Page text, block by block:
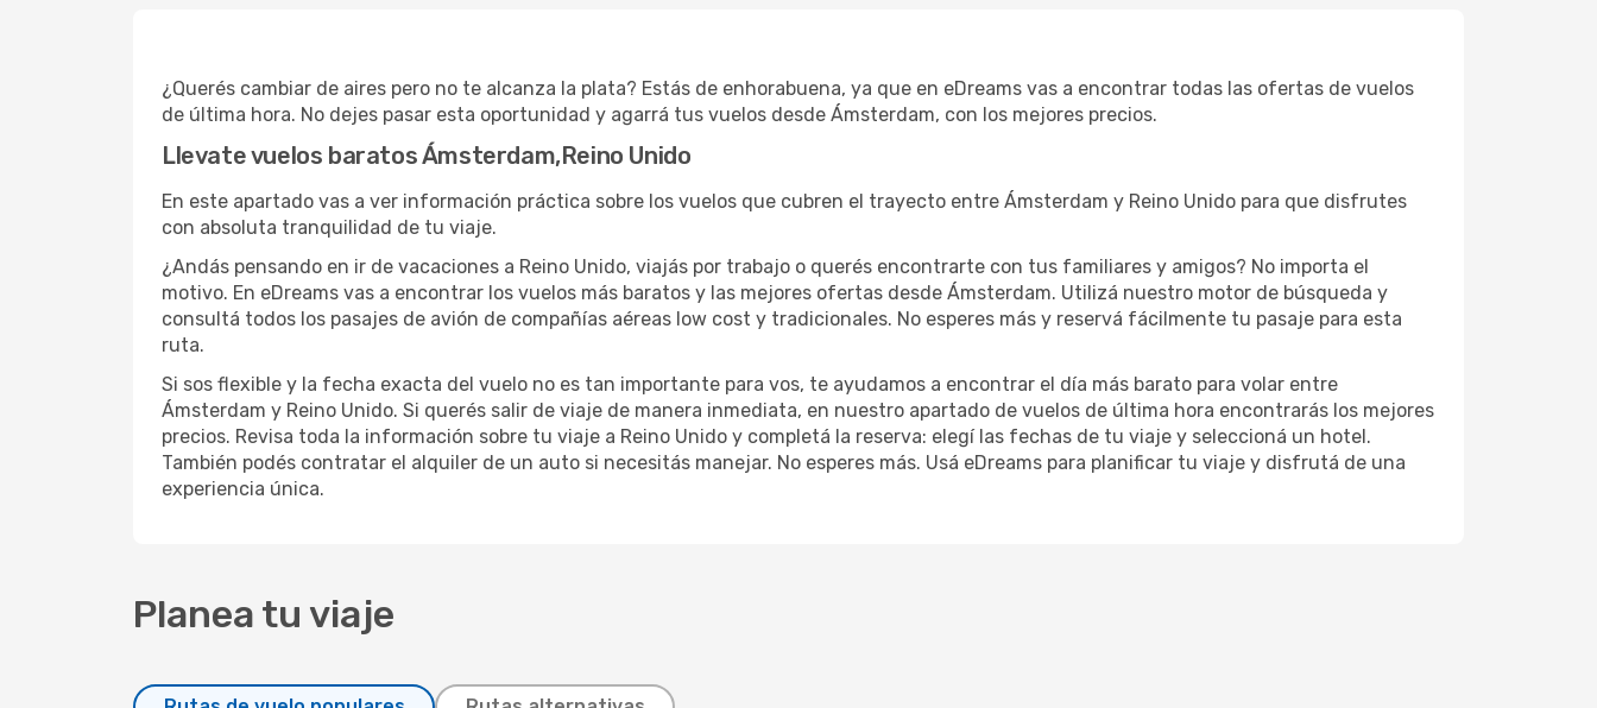
¿Querés cambiar de aires pero no te alcanza la plata? Estás de enhorabuena, ya que en eDreams vas a encontrar todas las ofertas de vuelos
de última hora. No dejes pasar esta oportunidad y agarrá tus vuelos desde Ámsterdam, con los mejores precios.
Llevate vuelos baratos Ámsterdam,Reino Unido
En este apartado vas a ver información práctica sobre los vuelos que cubren el trayecto entre Ámsterdam y Reino Unido para que disfrutes
con absoluta tranquilidad de tu viaje.
¿Andás pensando en ir de vacaciones a Reino Unido, viajás por trabajo o querés encontrarte con tus familiares y amigos? No importa el
motivo. En eDreams vas a encontrar los vuelos más baratos y las mejores ofertas desde Ámsterdam. Utilizá nuestro motor de búsqueda y
consultá todos los pasajes de avión de compañías aéreas low cost y tradicionales. No esperes más y reservá fácilmente tu pasaje para esta
ruta.
Si sos flexible y la fecha exacta del vuelo no es tan importante para vos, te ayudamos a encontrar el día más barato para volar entre
Ámsterdam y Reino Unido. Si querés salir de viaje de manera inmediata, en nuestro apartado de vuelos de última hora encontrarás los mejores
precios. Revisa toda la información sobre tu viaje a Reino Unido y completá la reserva: elegí las fechas de tu viaje y seleccioná un hotel.
También podés contratar el alquiler de un auto si necesitás manejar. No esperes más. Usá eDreams para planificar tu viaje y disfrutá de una
experiencia única.
Planea tu viaje